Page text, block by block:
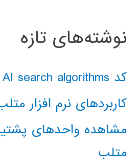
نوشته‌های تازه
کد classical AI search algorithms
کاربردهای نرم افزار
مشاهده واحدهای
متلب